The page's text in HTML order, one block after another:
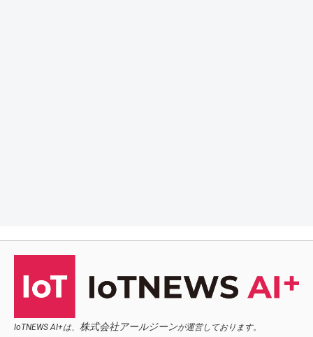
IoTNEWS AI+は、 株式会社アールジーンが運営しております。